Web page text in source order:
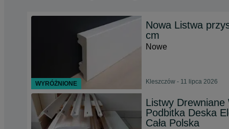
Nowa Listwa
cm
Nowe
Kleszczów - 11 lipca 2026
Listwy
Podbitka Deska
Cała Polska
WYRÓŻNIONE